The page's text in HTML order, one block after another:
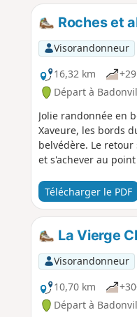
Roches et
Visorandonneur
16,32 km
Départ à
Jolie randonnée en
Xaveure, les bords
belvédère. Le
et s'achever au
Télécharger le PDF
La Vierge
Visorandonneur
10,70 km
Départ à